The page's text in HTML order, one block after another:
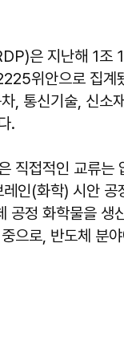
은 지난해 1조
위안으로 집계
, 통신기술, 신소
.
직접적인 교류는
인(화학) 시안 공
공정 화학물을 생
으로, 반도체 분